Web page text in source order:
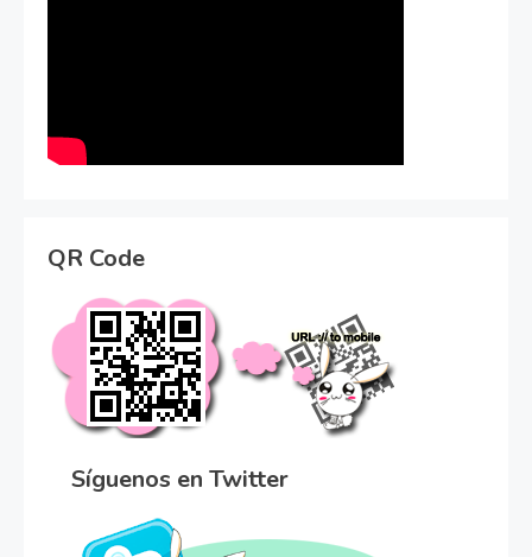
QR Code
Síguenos en Twitter